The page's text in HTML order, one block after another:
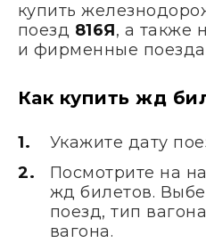
купить
поезд 816Я, а также
и фирменные
Как купить жд
Укажите дату
Посмотрите на
жд билетов.
поезд, тип
вагона.